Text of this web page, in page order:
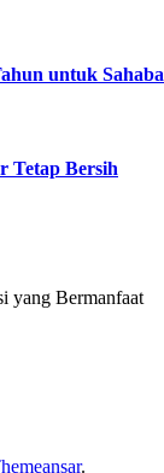
untuk
Tetap Bersih
yang Bermanfaat
.